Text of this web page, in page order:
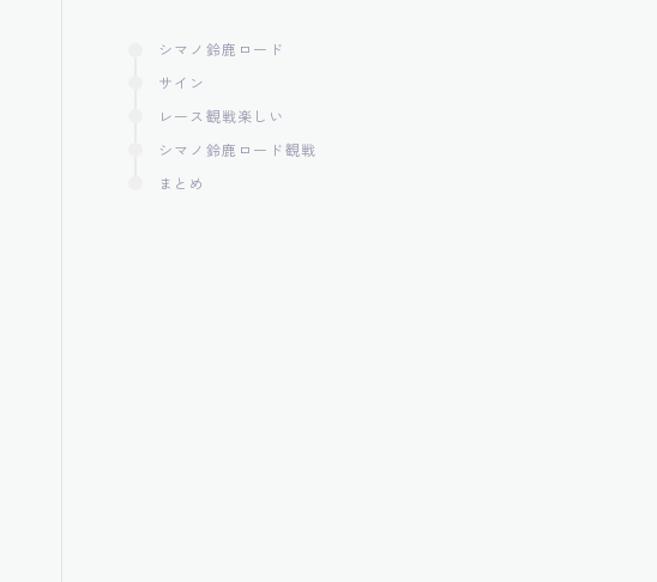
シマノ鈴鹿ロード
サイン
レース観戦楽しい
シマノ鈴鹿ロード観戦
まとめ